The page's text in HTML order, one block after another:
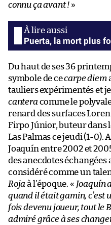
connu ça avant ! »
Puerta, la mort plus
Du haut de ses 36
symbole de cecarpe diem
tauliers expérimentés et
cantera comme le
renard des surfaces
Firpo Júnior, buteur dans
Las Palmas ce jeudi (1-0).
Joaquín entre 2002 et
des anecdotes échangées
considéré comme un
Roja à l’époque. « Joaquín
quand il était gamin, c’est
fois devenu joueur, tout le
admiré grâce à ses